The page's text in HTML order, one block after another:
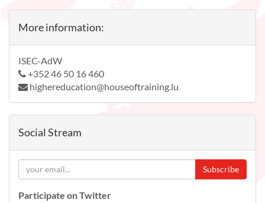
More information:
ISEC-AdW
+352 46 50 16 460
highereducation@houseoftraining.lu
Social Stream
Subscribe
Participate on Twitter